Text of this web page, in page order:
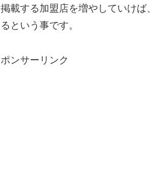
載する加盟店を増やしていけば、
という事です。
ンサーリンク